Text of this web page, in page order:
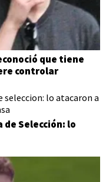
que tiene
controlar
Selección: lo